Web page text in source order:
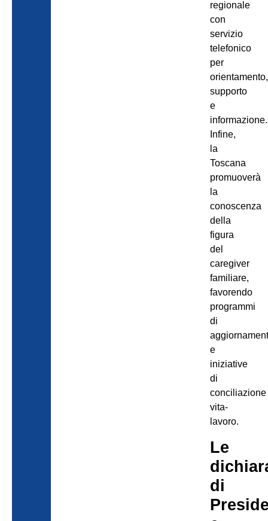
regionale
con
servizio
telefonico
per
orientamento,
supporto
e
informazione.
Infine,
la
Toscana
promuoverà
la
conoscenza
della
figura
del
caregiver
familiare,
favorendo
programmi
di
e
iniziative
di
conciliazione
vita-
lavoro.
Le
di